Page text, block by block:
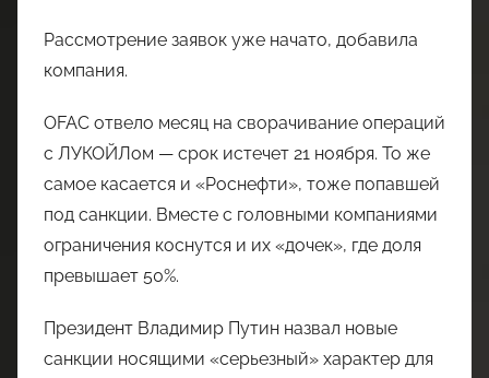
Рассмотрение заявок уже начато, добавила
компания.
OFAC отвело месяц на сворачивание операций
с ЛУКОЙЛом — срок истечет 21 ноября. То же
самое касается и «Роснефти», тоже попавшей
под санкции. Вместе с головными компаниями
ограничения коснутся и их «дочек», где доля
превышает 50%.
Президент Владимир Путин назвал новые
санкции носящими «серьезный» характер для